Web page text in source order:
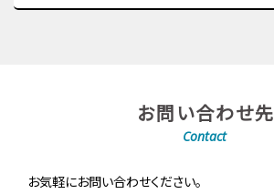
お問い合わせ先
Contact
お気軽にお問い合わせください。